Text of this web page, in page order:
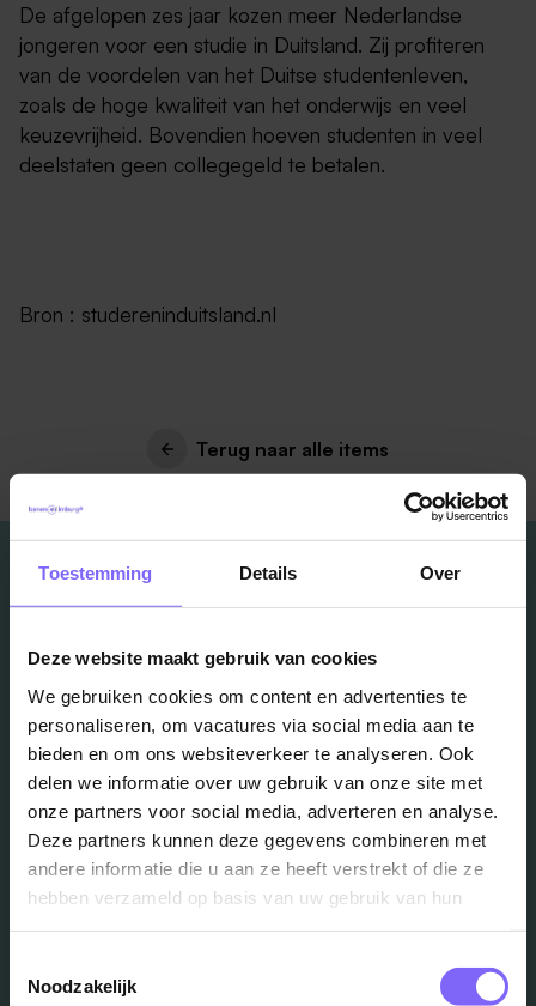
Toestemming Details Over
Deze website maakt gebruik van cookies
We gebruiken cookies om content en advertenties te
personaliseren, om vacatures via social media aan te
bieden en om ons websiteverkeer te analyseren. Ook
delen we informatie over uw gebruik van onze site met
onze partners voor social media, adverteren en analyse.
Deze partners kunnen deze gegevens combineren met
andere informatie die u aan ze heeft verstrekt of die ze
hebben verzameld op basis van uw gebruik van hun
Noodzakelijk
De afgelopen zes jaar kozen meer Nederlandse
jongeren voor een studie in Duitsland. Zij profiteren
van de voordelen van het Duitse studentenleven,
zoals de hoge kwaliteit van het onderwijs en veel
keuzevrijheid. Bovendien hoeven studenten in veel
deelstaten geen collegegeld te betalen.
Bron : studereninduitsland.nl
Terug naar alle items
Vacatures
in je mailbox?
Schrijf je in en we houden je op de hoogte
Job Alert instellen